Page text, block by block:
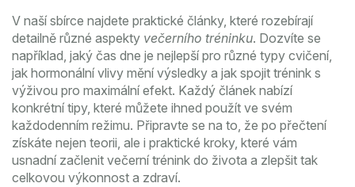
V naší sbírce najdete praktické články, které rozebírají
detailně různé aspekty večerního tréninku. Dozvíte se
například, jaký čas dne je nejlepší pro různé typy cvičení,
jak hormonální vlivy mění výsledky a jak spojit trénink s
výživou pro maximální efekt. Každý článek nabízí
konkrétní tipy, které můžete ihned použít ve svém
každodenním režimu. Připravte se na to, že po přečtení
získáte nejen teorii, ale i praktické kroky, které vám
usnadní začlenit večerní trénink do života a zlepšit tak
celkovou výkonnost a zdraví.